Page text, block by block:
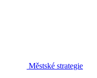
Městské strategie